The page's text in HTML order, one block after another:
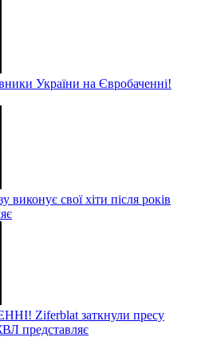
України на Євробаченні!
виконує свої хіти після років
Ziferblat заткнули пресу
представляє